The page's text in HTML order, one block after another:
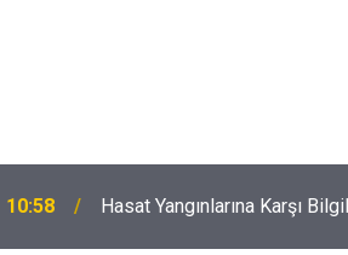
10:58 Hasat Yangınlarına Karşı